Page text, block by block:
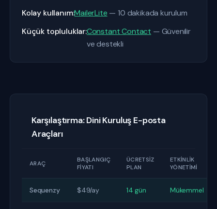
Kolay kullanım:MailerLite — 10 dakikada kurulum
Küçük topluluklar:Constant Contact — Güvenilir
ve destekli
Karşılaştırma: Dini Kuruluş E-posta
Araçları
ARAÇ
BAŞLANGIÇ
FIYATI
ÜCRETSIZ
PLAN
ETKINLIK
YÖNETIMI
Sequenzy $49/ay 14 gün Mükemmel